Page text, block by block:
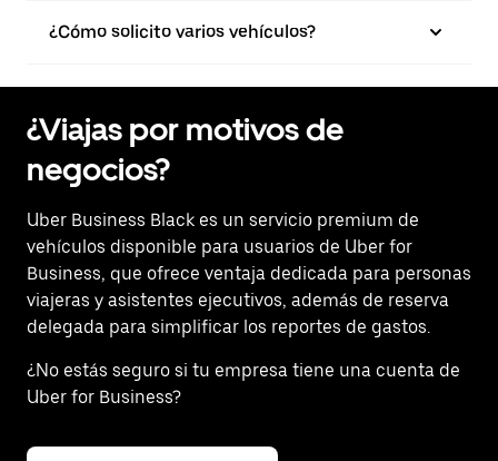
¿Cómo solicito varios vehículos?
¿Viajas por motivos de
negocios?
Uber Business Black es un servicio premium de
vehículos disponible para usuarios de Uber for
Business, que ofrece ventaja dedicada para personas
viajeras y asistentes ejecutivos, además de reserva
delegada para simplificar los reportes de gastos.
¿No estás seguro si tu empresa tiene una cuenta de
Uber for Business?